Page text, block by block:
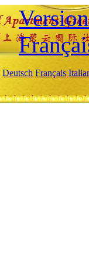
Deutsch Français